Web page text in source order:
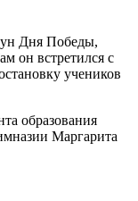
Дня Победы,
он встретился с
учеников
образования
Маргарита